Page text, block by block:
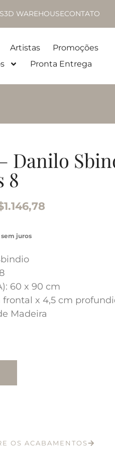
3D WAREHOUSECONTATO
Artistas
Promoções
Pronta Entrega
Danilo
8
1.146,78
juros
60 x 90 cm
frontal x 4,5 cm
Madeira
OS ACABAMENTOS